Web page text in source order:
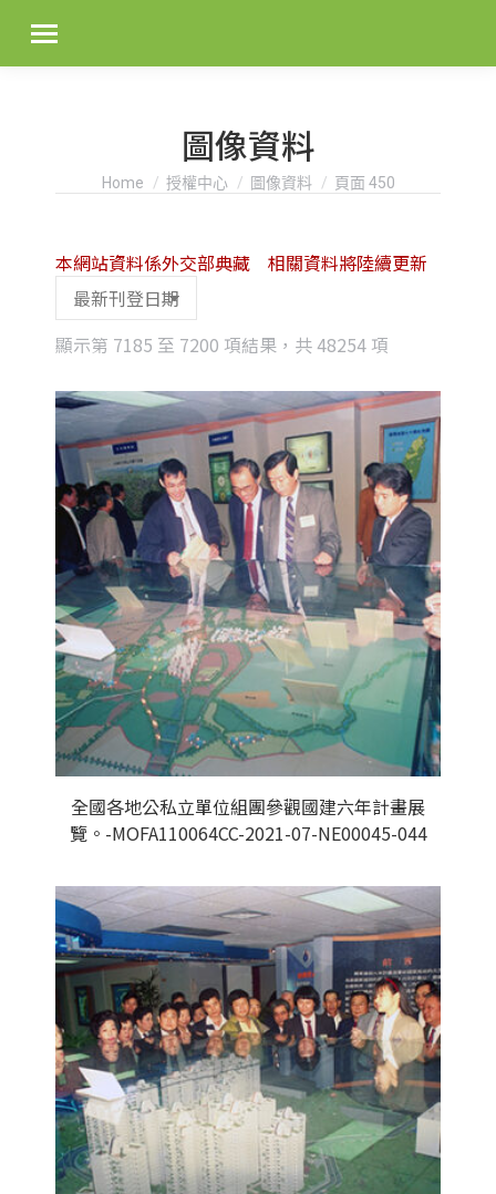
圖像資料
You are here:
Home 授權中心 圖像資料 頁面 450
顯示第 7185 至 7200 項結果，共 48254 項
latest
本網站資料係外交部典藏 相關資料將陸續更新
全國各地公私立單位組團參觀國建六年計畫展
覽。-MOFA110064CC-2021-07-NE00045-044